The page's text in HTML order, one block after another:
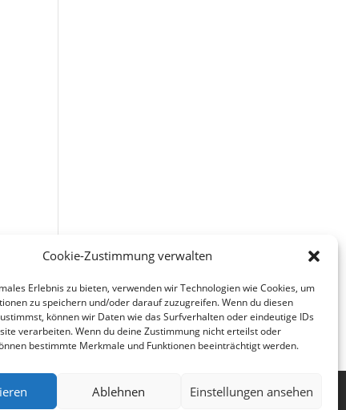
Cookie-Zustimmung verwalten
Erlebnis zu bieten, verwenden wir Technologien wie Cookies, um
zu speichern und/oder darauf zuzugreifen. Wenn du diesen
können wir Daten wie das Surfverhalten oder eindeutige IDs
verarbeiten. Wenn du deine Zustimmung nicht erteilst oder
bestimmte Merkmale und Funktionen beeinträchtigt werden.
Ablehnen Einstellungen ansehen